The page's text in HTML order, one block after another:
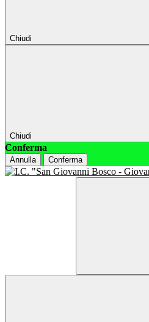
Chiudi
Chiudi
Conferma
Annulla Conferma